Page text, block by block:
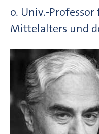
o. Univ.-
Mittelalters und